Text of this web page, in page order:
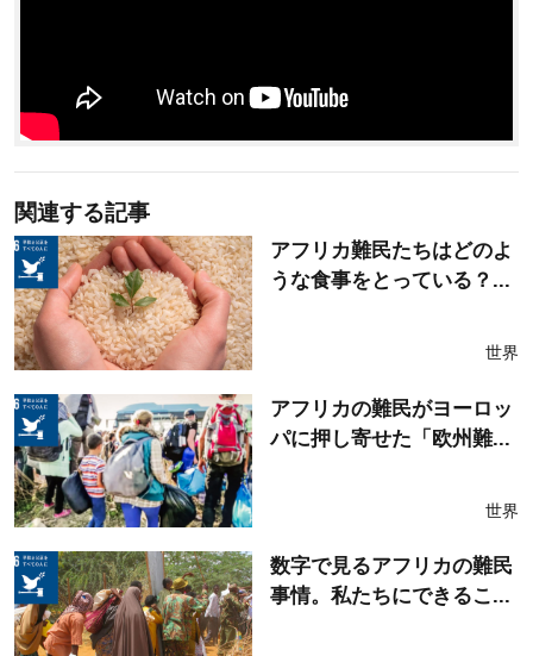
関連する記事
アフリカ難民たちはどのよ
うな食事をとっている？...
世界
アフリカの難民がヨーロッ
パに押し寄せた「欧州難...
世界
数字で見るアフリカの難民
事情。私たちにできるこ...